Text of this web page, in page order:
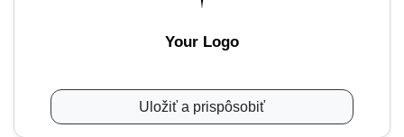
Your Logo
Uložiť a prispôsobiť